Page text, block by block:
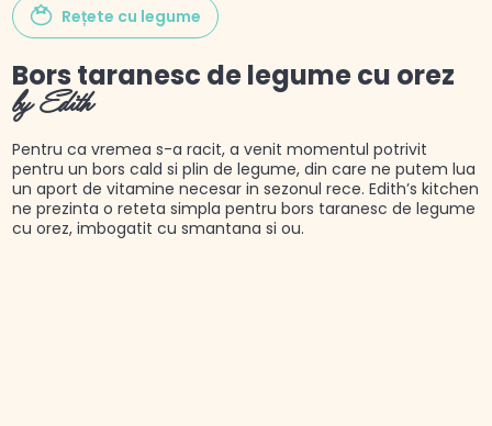
Rețete cu legume
Bors taranesc de legume cu orez
by Edith
Pentru ca vremea s-a racit, a venit momentul potrivit
pentru un bors cald si plin de legume, din care ne putem lua
un aport de vitamine necesar in sezonul rece. Edith’s kitchen
ne prezinta o reteta simpla pentru bors taranesc de legume
cu orez, imbogatit cu smantana si ou.